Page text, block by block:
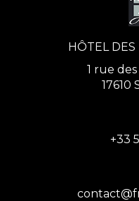
HÔTEL DES
1 rue
17610
+33